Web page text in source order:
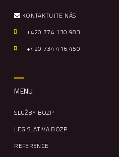
KONTAKTUJTE NÁS
+420 774 130 983
+420 734 416 450
MENU
SLUŽBY BOZP
LEGISLATIVA BOZP
REFERENCE